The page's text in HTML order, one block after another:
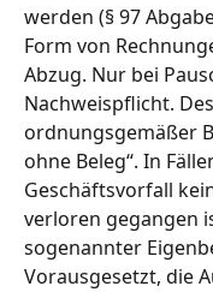
werden (§ 97
Form von
Abzug. Nur bei
Nachweispflicht.
ordnungsgemäßer
ohne Beleg“. In
Geschäftsvorfall
verloren gegangen
sogenannter
Vorausgesetzt, die